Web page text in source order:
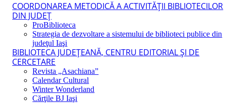
COORDONAREA METODICĂ A ACTIVITĂŢII BIBLIOTECILOR
DIN JUDEŢ
ProBiblioteca
Strategia de dezvoltare a sistemului de biblioteci publice din
judeţul Iaşi
BIBLIOTECA JUDEŢEANĂ, CENTRU EDITORIAL ŞI DE
CERCETARE
Revista „Asachiana”
Calendar Cultural
Winter Wonderland
Cărţile BJ Iaşi